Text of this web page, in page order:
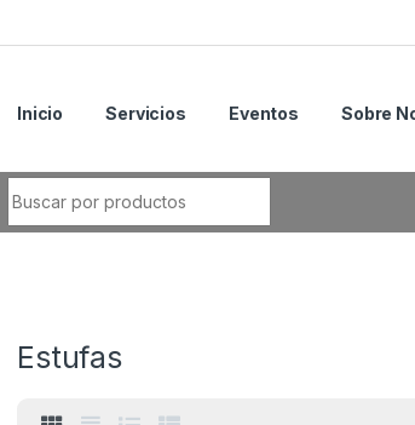
Inicio Servicios Eventos Sobre
Estufas